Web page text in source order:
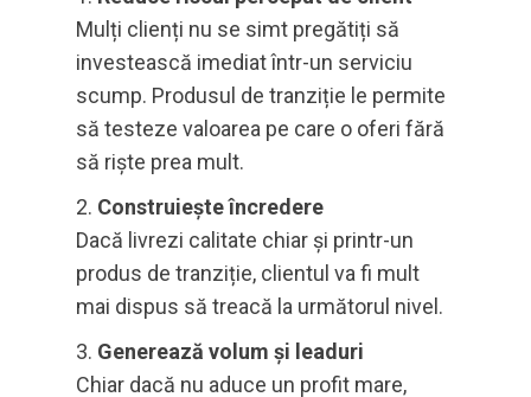
Mulți clienți nu se simt pregătiți să
investească imediat într-un serviciu
scump. Produsul de tranziție le permite
să testeze valoarea pe care o oferi fără
să riște prea mult.
Construiește încredere
Dacă livrezi calitate chiar și printr-un
produs de tranziție, clientul va fi mult
mai dispus să treacă la următorul nivel.
Generează volum și leaduri
Chiar dacă nu aduce un profit mare,